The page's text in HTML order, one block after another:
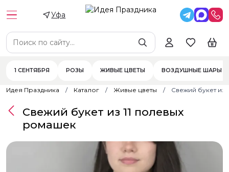
Уфа
1 СЕНТЯБРЯ РОЗЫ ЖИВЫЕ ЦВЕТЫ ВОЗДУШНЫЕ ШАРЫ
Идея Праздника Каталог Живые цветы Свежий букет из
Свежий букет из 11 полевых
ромашек